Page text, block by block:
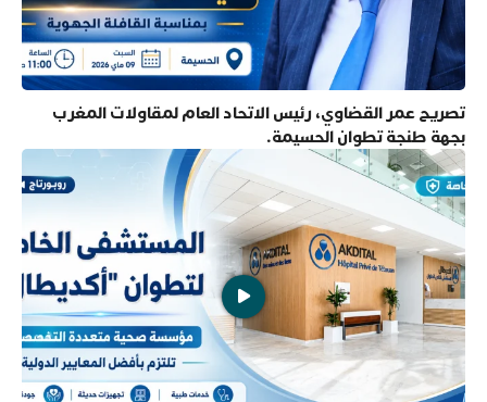
تصريح عمر القضاوي، رئيس الاتحاد العام لمقاولات المغرب
بجهة طنجة تطوان الحسيمة.